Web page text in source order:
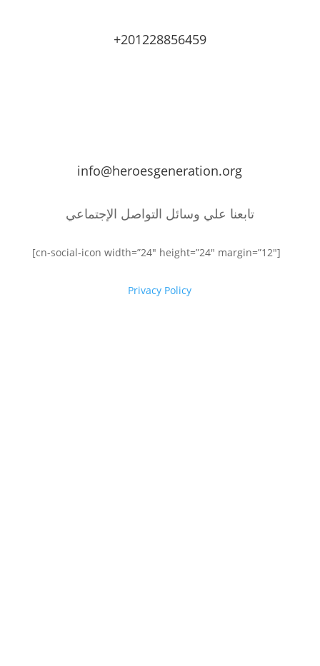
+201228856459
info@heroesgeneration.org
تابعنا علي وسائل التواصل الإجتماعي
[cn-social-icon width=”24″ height=”24″ margin=”12″]
Privacy Policy